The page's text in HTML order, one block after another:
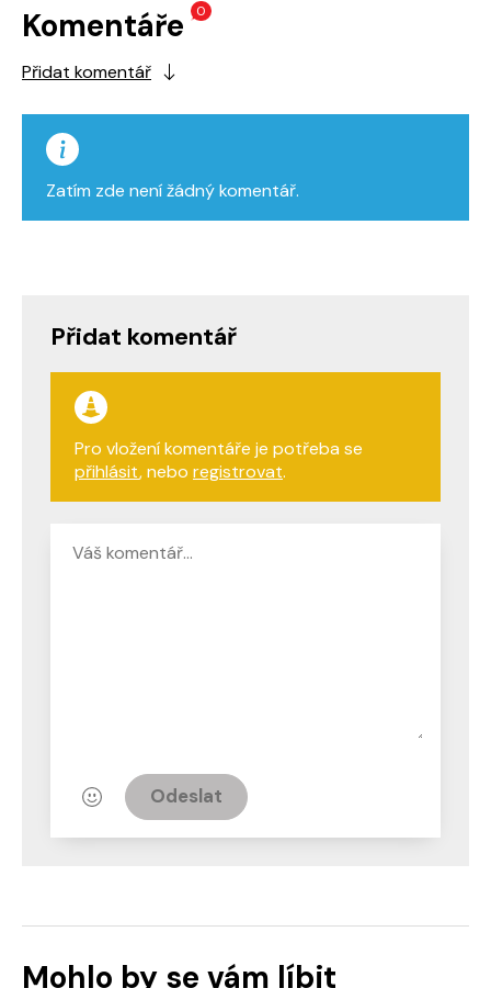
Komentáře 0
Přidat komentář
Zatím zde není žádný komentář.
Přidat komentář
Pro vložení komentáře je potřeba se
přihlásit, nebo registrovat.
Odeslat
Mohlo by se vám líbit